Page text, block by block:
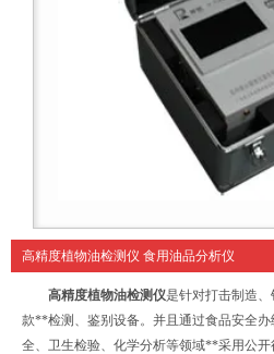
高精度植物油检测仪 食用油品分析仪
高精度植物油检测仪是针对打击制造
款**检测、鉴别设备。并且通过食品安全
全、卫生检验、化学分析等领域**采用公